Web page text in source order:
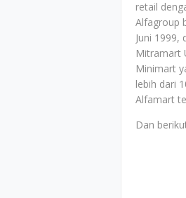
retail
Alfagroup
Juni
Mitramart
Minimart
lebih dari
Alfamart
Dan